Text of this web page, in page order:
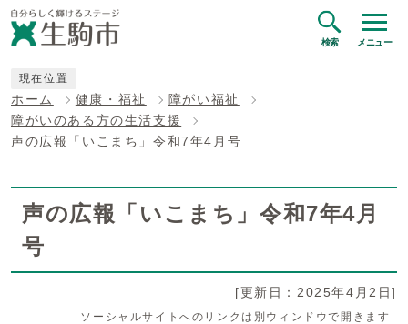
検索 メニュー
現在位置
ホーム 健康・福祉
障がい福祉
障がいのある方の生活支援
声の広報「いこまち」令和7年4月号
声の広報「いこまち」令和7年4月
号
[更新日：2025年4月2日]
ソーシャルサイトへのリンクは別ウィンドウで開きます